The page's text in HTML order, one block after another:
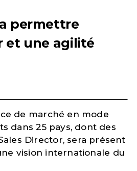
permettre
et une agilité
de marché en mode
dans 25 pays, dont des
Director, sera présent
vision internationale du